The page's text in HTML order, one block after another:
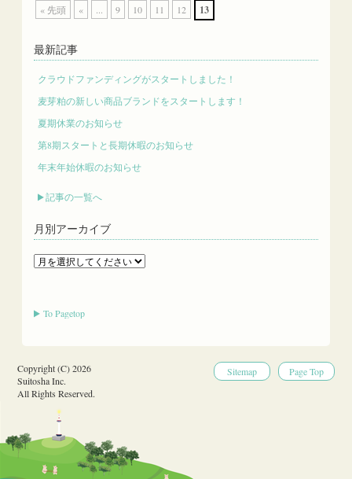
« 先頭 « 9 10 11 12 13
最新記事
クラウドファンディングがスタートしました！
麦芽粕の新しい商品ブランドをスタートします！
夏期休業のお知らせ
第8期スタートと長期休暇のお知らせ
年末年始休暇のお知らせ
記事の一覧へ
月別アーカイブ
To Pagetop
Copyright (C) 2026
Suitosha Inc.
All Rights Reserved.
Page Top
Sitemap